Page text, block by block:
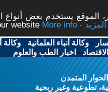
الموقع يستخدم بعض أنواع
website
More info - المزيد
-وكالة أنباء العلمانية -وكالة
الاقتصاد - اخبار الطب والعلوم
المتمدن
تطوعية وغير ربحية